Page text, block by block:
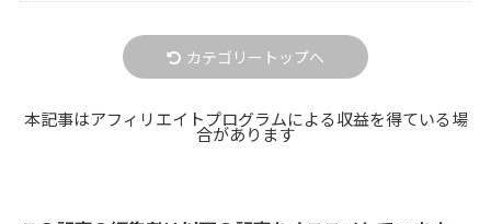
カテゴリートップへ
本記事はアフィリエイトプログラムによる収益を得ている場
合があります